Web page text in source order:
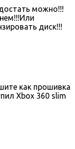
можно!!!
диск!!!
как прошивка
Xbox 360 slim